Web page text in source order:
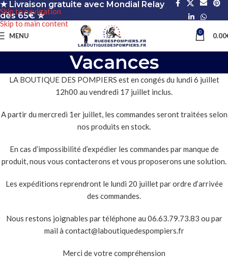
Skip to navigation
Skip to main content
★ Livraison gratuite avec Mondial Relay
dès 65€ ★
MENU 0 0.00
Vacances
LA BOUTIQUE DES POMPIERS est en congés du lundi 6 juillet
12h00 au vendredi 17 juillet inclus.
A partir du mercredi 1er juillet, les commandes seront traitées selon
nos produits en stock.
En cas d’impossibilité d’expédier les commandes par manque de
produit, nous vous contacterons et vous proposerons une solution.
Les expéditions reprendront le lundi 20 juillet par ordre d’arrivée
des commandes.
Nous restons joignables par téléphone au 06.63.79.73.83 ou par
mail à contact@laboutiquedespompiers.fr
Merci de votre compréhension